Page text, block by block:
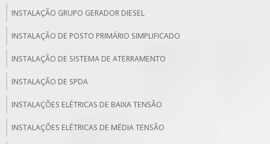
INSTALAÇÃO GRUPO GERADOR DIESEL
INSTALAÇÃO DE POSTO PRIMÁRIO SIMPLIFICADO
INSTALAÇÃO DE SISTEMA DE ATERRAMENTO
INSTALAÇÃO DE SPDA
INSTALAÇÕES ELÉTRICAS DE BAIXA TENSÃO
INSTALAÇÕES ELÉTRICAS DE MÉDIA TENSÃO